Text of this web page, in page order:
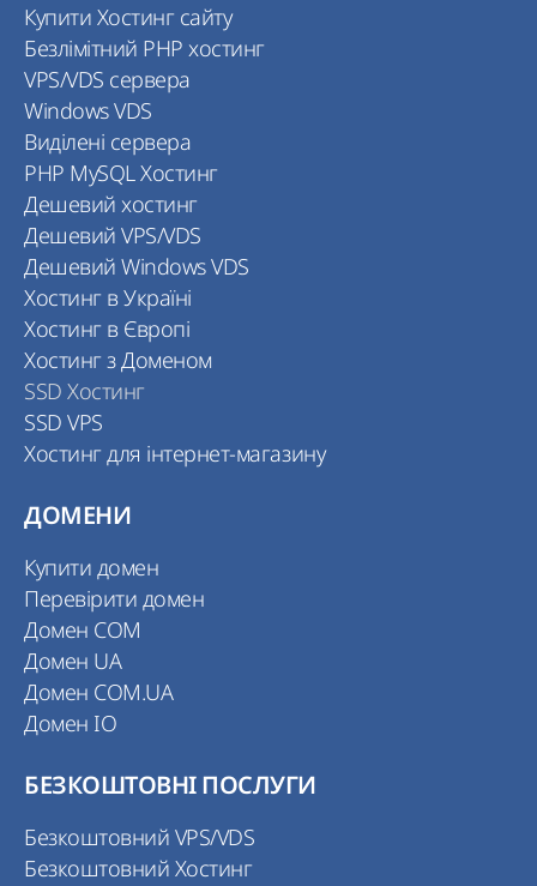
Купити Хостинг сайту
Безлімітний PHP хостинг
VPS/VDS сервера
Windows VDS
Виділені сервера
PHP MySQL Хостинг
Дешевий хостинг
Дешевий VPS/VDS
Дешевий Windows VDS
Хостинг в Україні
Хостинг в Європі
Хостинг з Доменом
SSD Хостинг
SSD VPS
Хостинг для інтернет-магазину
ДОМЕНИ
Купити домен
Перевірити домен
Домен COM
Домен UA
Домен COM.UA
Домен IO
БЕЗКОШТОВНІ ПОСЛУГИ
Безкоштовний VPS/VDS
Безкоштовний Хостинг